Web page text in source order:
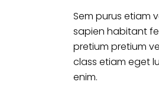
Sem purus etiam
sapien habitant
pretium pretium
class etiam eget
enim.